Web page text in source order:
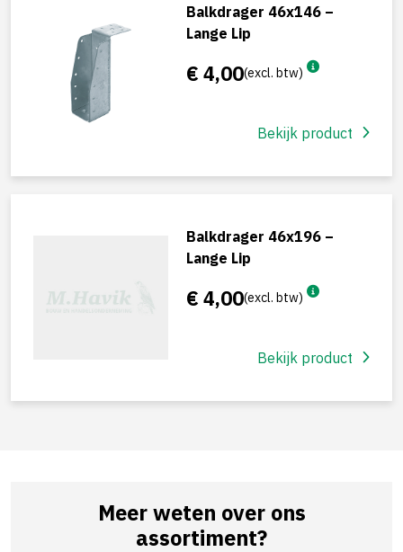
Balkdrager 46x146 –
Lange Lip
€ 4,00(excl. btw)
Bekijk product
Balkdrager 46x196 –
Lange Lip
€ 4,00(excl. btw)
Bekijk product
Meer weten over ons
assortiment?